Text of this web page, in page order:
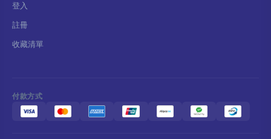
登入
註冊
收藏清單
付款方式